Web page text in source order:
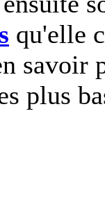
qu'elle
savoir
plus